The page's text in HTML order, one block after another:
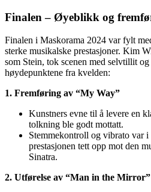
Finalen – Øyeblikk og
Finalen i Maskorama 2024 var fylt
sterke musikalske prestasjoner. Kim
som Stein, tok scenen med selvtillit
høydepunktene fra kvelden:
1. Fremføring av “My Way”
Kunstners evne til å levere en
tolkning ble godt mottatt.
Stemmekontroll og vibrato var
prestasjonen tett opp mot den
Sinatra.
2. Utførelse av “Man in the Mirror”